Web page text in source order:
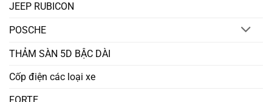
JEEP RUBICON
POSCHE
THẢM SÀN 5D BẬC DÀI
Cốp điện các loại xe